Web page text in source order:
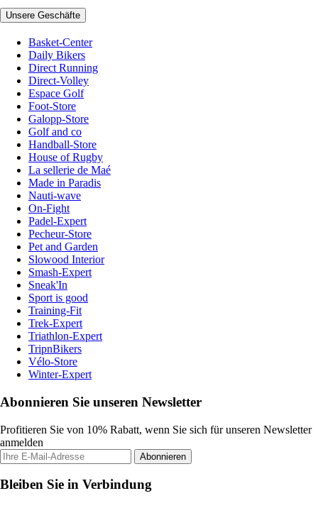
Unsere Geschäfte
Basket-Center
Daily Bikers
Direct Running
Direct-Volley
Espace Golf
Foot-Store
Galopp-Store
Golf and co
Handball-Store
House of Rugby
La sellerie de Maé
Made in Paradis
Nauti-wave
On-Fight
Padel-Expert
Pecheur-Store
Pet and Garden
Slowood Interior
Smash-Expert
Sneak'In
Sport is good
Training-Fit
Trek-Expert
Triathlon-Expert
TripnBikers
Vélo-Store
Winter-Expert
Abonnieren Sie unseren Newsletter
Profitieren Sie von 10% Rabatt, wenn Sie sich für unseren Newsletter
anmelden
Abonnieren
Bleiben Sie in Verbindung